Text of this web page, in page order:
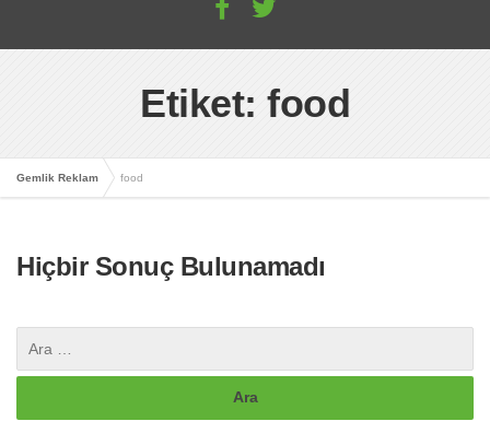
Etiket: food
Gemlik Reklam food
Hiçbir Sonuç Bulunamadı